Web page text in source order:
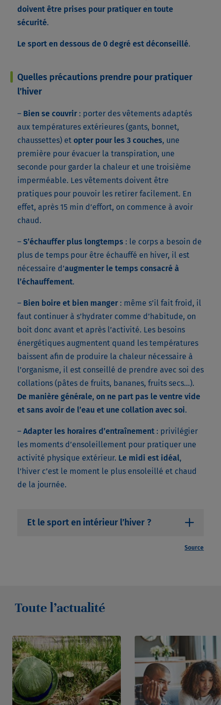
doivent être prises pour pratiquer en toute
sécurité.
Le sport en dessous de 0 degré est déconseillé.
Quelles précautions prendre pour pratiquer
l’hiver
– Bien se couvrir: porter des vêtements adaptés
aux températures extérieures (gants, bonnet,
chaussettes) et opter pour les 3 couches, une
première pour évacuer la transpiration, une
seconde pour garder la chaleur et une troisième
imperméable. Les vêtements doivent être
pratiques pour pouvoir les retirer facilement. En
effet, après 15 min d’effort, on commence à avoir
chaud.
– S’échauffer plus longtemps: le corps a besoin de
plus de temps pour être échauffé en hiver, il est
nécessaire d’augmenter le temps consacré à
l’échauffement.
– Bien boire et bien manger: même s’il fait froid, il
faut continuer à s’hydrater comme d’habitude, on
boit donc avant et après l’activité. Les besoins
énergétiques augmentent quand les températures
baissent afin de produire la chaleur nécessaire à
l’organisme, il est conseillé de prendre avec soi des
collations (pâtes de fruits, bananes, fruits secs…).
De manière générale, on ne part pas le ventre vide
et sans avoir de l’eau et une collation avec soi.
– Adapter les horaires d’entraînement: privilégier
les moments d’ensoleillement pour pratiquer une
activité physique extérieur. Le midi est idéal,
l’hiver c’est le moment le plus ensoleillé et chaud
de la journée.
Et le sport en intérieur l’hiver ?
de course, vélo d’appartement, rameur et
autres accessoires, les cours en ligne, séances
en vidéos…
Source
Toute l’actualité